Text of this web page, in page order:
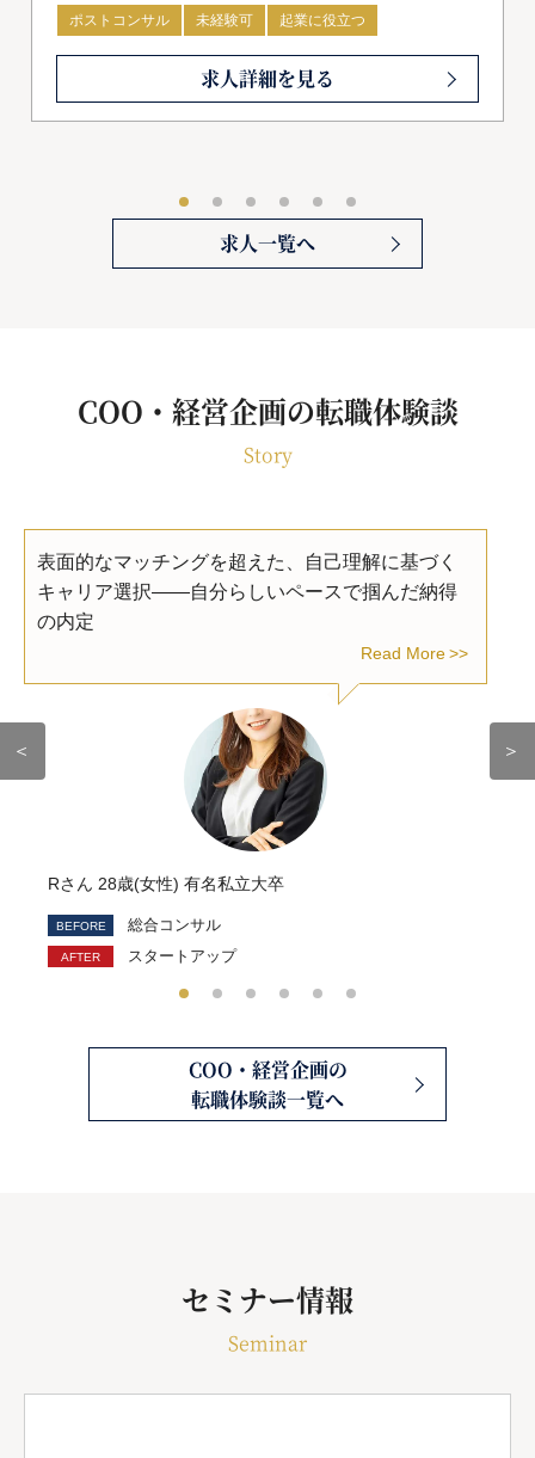
ポストコンサル 未経験可
起業に役立つ
会計士・USCPA優遇
求人詳細を見る
求人一覧へ
COO・経営企画の転職体験談
Story
＜
表面的なマッチングを超えた、自己理解に基づく
キャリア選択――自分らしいペースで掴んだ納得
の内定
Read More
Rさん 28歳(女性) 有名私立大卒
総合コンサル
スタートアップ
＞
COO・経営企画の
転職体験談一覧へ
セミナー情報
Seminar